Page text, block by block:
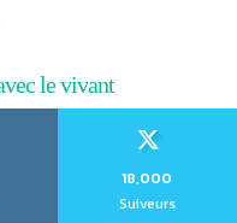
le vivant
18,000
Suiveurs